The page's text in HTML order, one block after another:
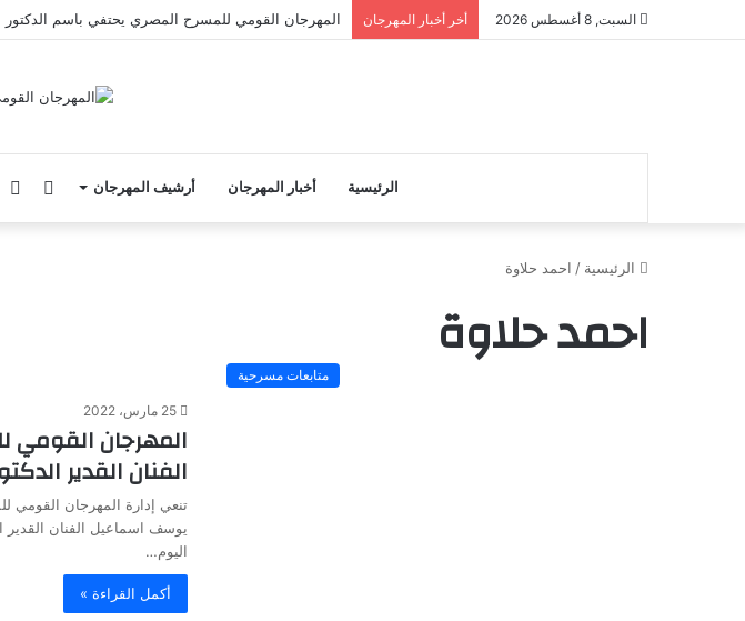
السبت, 8 أغسطس 2026 أخر أخبار المهرجان المهرجان القومي للمسرح المصري يحتفي باسم
الرئيسية أخبار المهرجان أرشيف المهرجان
الرئيسية / احمد حلاوة
احمد حلاوة متابعات مسرحية
25 مارس، 2022
المهرجان القومي
الفنان القدير
تنعي إدارة المهرجان القومي
يوسف اسماعيل الفنان القدير
اليوم…
أكمل القراءة »